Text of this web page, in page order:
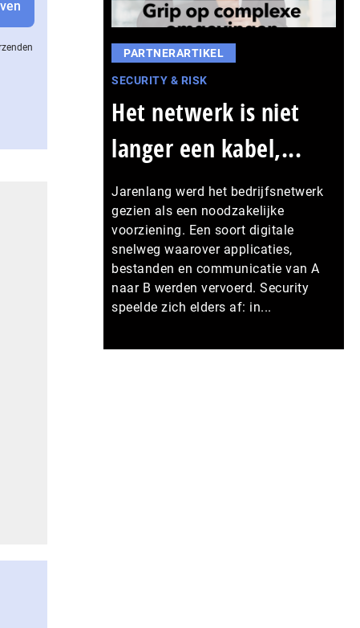
PARTNERARTIKEL
SECURITY & RISK
Het netwerk is niet
langer een kabel,...
Jarenlang werd het bedrijfsnetwerk
gezien als een noodzakelijke
voorziening. Een soort digitale
snelweg waarover applicaties,
bestanden en communicatie van A
naar B werden vervoerd. Security
speelde zich elders af: in...